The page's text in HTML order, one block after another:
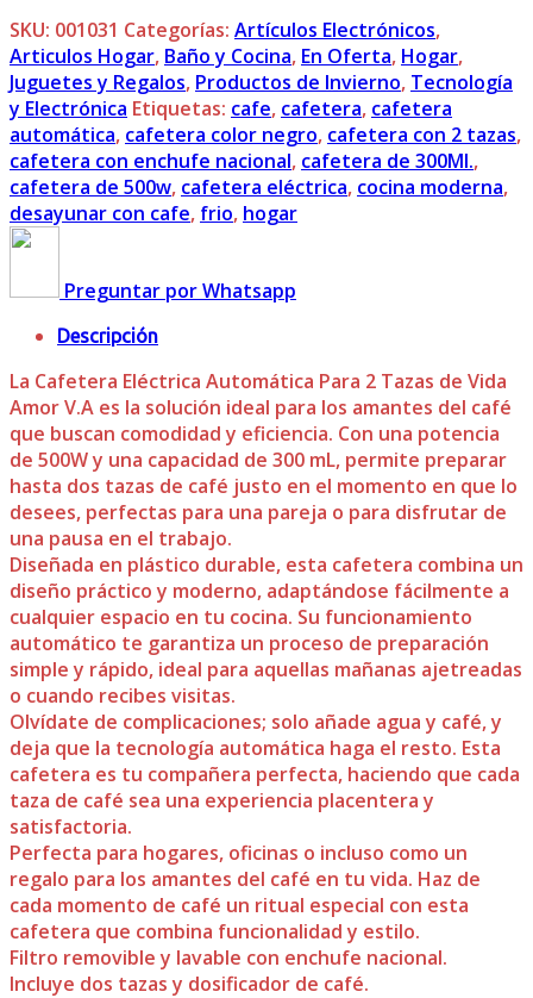
SKU: 001031 Categorías: Artículos Electrónicos,
Articulos Hogar, Baño y Cocina, En Oferta, Hogar,
Juguetes y Regalos, Productos de Invierno, Tecnología
y Electrónica Etiquetas: cafe, cafetera, cafetera
automática, cafetera color negro, cafetera con 2 tazas,
cafetera con enchufe nacional, cafetera de 300Ml.,
cafetera de 500w, cafetera eléctrica, cocina moderna,
desayunar con cafe, frio, hogar
Preguntar por Whatsapp
Descripción
La Cafetera Eléctrica Automática Para 2 Tazas de Vida
Amor V.A es la solución ideal para los amantes del café
que buscan comodidad y eficiencia. Con una potencia
de 500W y una capacidad de 300 mL, permite preparar
hasta dos tazas de café justo en el momento en que lo
desees, perfectas para una pareja o para disfrutar de
una pausa en el trabajo.
Diseñada en plástico durable, esta cafetera combina un
diseño práctico y moderno, adaptándose fácilmente a
cualquier espacio en tu cocina. Su funcionamiento
automático te garantiza un proceso de preparación
simple y rápido, ideal para aquellas mañanas ajetreadas
o cuando recibes visitas.
Olvídate de complicaciones; solo añade agua y café, y
deja que la tecnología automática haga el resto. Esta
cafetera es tu compañera perfecta, haciendo que cada
taza de café sea una experiencia placentera y
satisfactoria.
Perfecta para hogares, oficinas o incluso como un
regalo para los amantes del café en tu vida. Haz de
cada momento de café un ritual especial con esta
cafetera que combina funcionalidad y estilo.
Filtro removible y lavable con enchufe nacional.
Incluye dos tazas y dosificador de café.